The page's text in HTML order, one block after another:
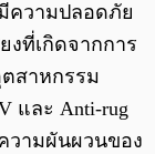
ความปลอดภัย
งที่เกิดจากการ
สาหกรรม
และ Anti-rug
วามผันผวนของ